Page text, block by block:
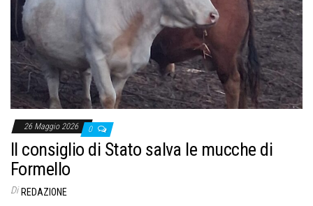
o
n
e
26 Maggio 2026 0
Il consiglio di Stato salva le mucche di
Formello
Di REDAZIONE